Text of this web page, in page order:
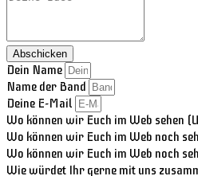
Abschicken
Dein Name
Name der Band
Deine E-Mail
Wo können wir Euch im Web sehen
Wo können wir Euch im Web noch
Wo können wir Euch im Web noch
Wie würdet Ihr gerne mit uns